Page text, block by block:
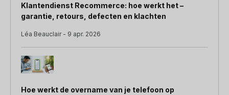
Klantendienst Recommerce: hoe werkt het –
garantie, retours, defecten en klachten
Léa Beauclair - 9 apr. 2026
Hoe werkt de overname van je telefoon op